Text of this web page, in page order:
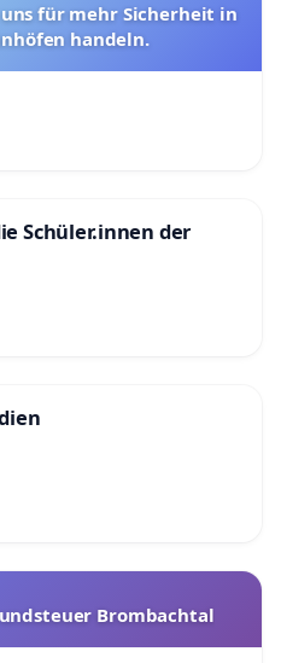
uns für mehr Sicherheit in
handeln.
Schüler.innen der
Brombachtal